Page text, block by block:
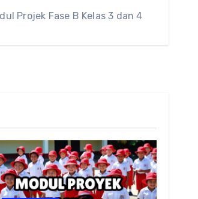
Projek Fase B Kelas 3 dan 4